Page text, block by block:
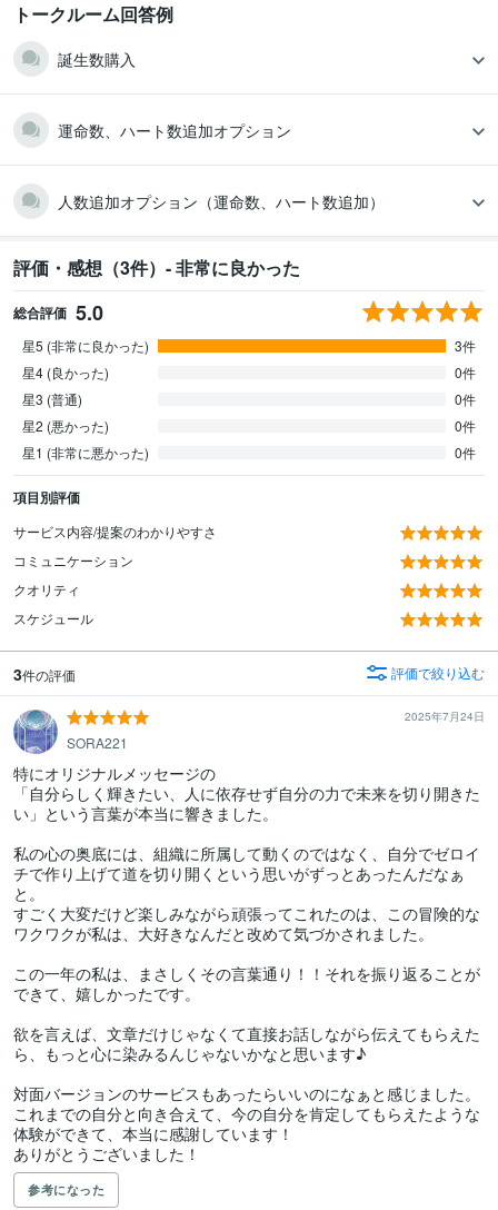
トークルーム回答例
誕生数購入
運命数、ハート数追加オプション
人数追加オプション（運命数、ハート数追加）
評価・感想（3件）- 非常に良かった
総合評価 5.0
星5 (非常に良かった)
3件
星4 (良かった)
0件
星3 (普通)
0件
星2 (悪かった)
0件
星1 (非常に悪かった)
0件
項目別評価
サービス内容/提案のわかりやすさ
コミュニケーション
クオリティ
スケジュール
3件の評価 評価で絞り込む
2025年7月24日
SORA221
特にオリジナルメッセージの
「自分らしく輝きたい、人に依存せず自分の力で未来を切り開きた
い」という言葉が本当に響きました。
私の心の奥底には、組織に所属して動くのではなく、自分でゼロイ
チで作り上げて道を切り開くという思いがずっとあったんだなぁ
と。
すごく大変だけど楽しみながら頑張ってこれたのは、この冒険的な
ワクワクが私は、大好きなんだと改めて気づかされました。
この一年の私は、まさしくその言葉通り！！それを振り返ることが
できて、嬉しかったです。
欲を言えば、文章だけじゃなくて直接お話しながら伝えてもらえた
ら、もっと心に染みるんじゃないかなと思います♪
対面バージョンのサービスもあったらいいのになぁと感じました。
これまでの自分と向き合えて、今の自分を肯定してもらえたような
体験ができて、本当に感謝しています！
ありがとうございました！
参考になった